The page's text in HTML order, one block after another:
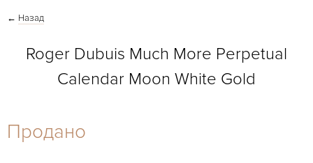
27-44
← Назад
Roger Dubuis Much More Perpetual
Calendar Moon White Gold
Продано